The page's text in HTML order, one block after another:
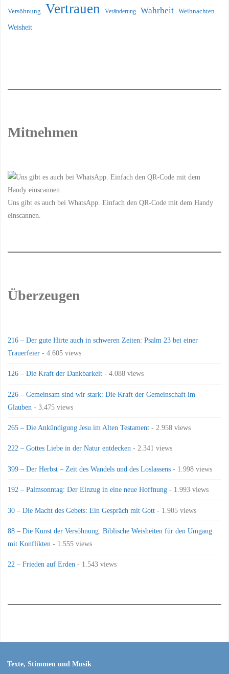
Versöhnung Vertrauen Veränderung Wahrheit Weihnachten
Weisheit
Mitnehmen
Uns gibt es auch bei WhatsApp. Einfach den QR-Code mit dem Handy
einscannen.
Überzeugen
216 – Der gute Hirte auch in schweren Zeiten: Psalm 23 bei einer
Trauerfeier - 4.605 views
126 – Die Kraft der Dankbarkeit - 4.088 views
226 – Gemeinsam sind wir stark: Die Kraft der Gemeinschaft im
Glauben - 3.475 views
265 – Die Ankündigung Jesu im Alten Testament - 2.958 views
222 – Gottes Liebe in der Natur entdecken - 2.341 views
399 – Der Herbst – Zeit des Wandels und des Loslassens - 1.998 views
192 – Palmsonntag: Der Einzug in eine neue Hoffnung - 1.993 views
30 – Die Macht des Gebets: Ein Gespräch mit Gott - 1.905 views
88 – Die Kunst der Versöhnung: Biblische Weisheiten für den Umgang
mit Konflikten - 1.555 views
22 – Frieden auf Erden - 1.543 views
Texte, Stimmen und Musik